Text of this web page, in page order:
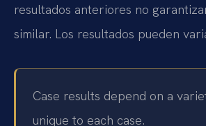
resultados anteriores no
similar. Los resultados pueden
Case results depend on a
unique to each case.